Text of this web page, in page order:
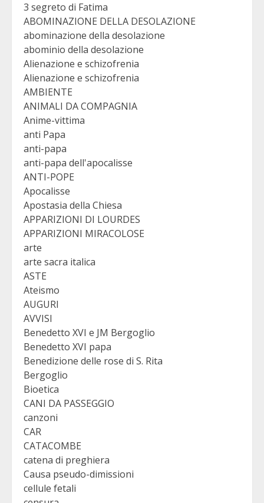
3 segreto di Fatima
ABOMINAZIONE DELLA DESOLAZIONE
abominazione della desolazione
abominio della desolazione
Alienazione e schizofrenia
Alienazione e schizofrenia
AMBIENTE
ANIMALI DA COMPAGNIA
Anime-vittima
anti Papa
anti-papa
anti-papa dell'apocalisse
ANTI-POPE
Apocalisse
Apostasia della Chiesa
APPARIZIONI DI LOURDES
APPARIZIONI MIRACOLOSE
arte
arte sacra italica
ASTE
Ateismo
AUGURI
AVVISI
Benedetto XVI e JM Bergoglio
Benedetto XVI papa
Benedizione delle rose di S. Rita
Bergoglio
Bioetica
CANI DA PASSEGGIO
canzoni
CAR
CATACOMBE
catena di preghiera
Causa pseudo-dimissioni
cellule fetali